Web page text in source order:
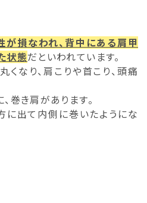
損なわれ、背中にある肩甲
状態だといわれています。
なり、肩こりや首こり、頭痛
巻き肩があります。
に出て内側に巻いたようにな